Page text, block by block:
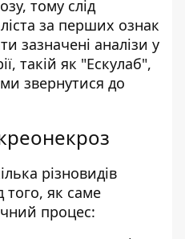
тому слід
за перших ознак
зазначені аналізи у
такій як "Ескулаб",
звернутися до
різновидів
того, як саме
процес: